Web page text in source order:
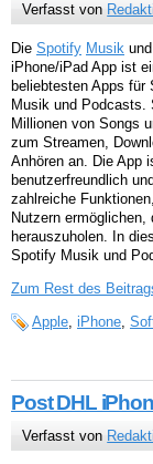
Verfasst von
Die Spotify Musik
iPhone/iPad App ist
beliebtesten Apps für
Musik und Podcasts.
Millionen von Songs
zum Streamen,
Anhören an. Die App
benutzerfreundlich
zahlreiche
Nutzern
herauszuholen. In
Spotify Musik und
Zum Rest des
Apple iPhone
Post DHL
Verfasst von